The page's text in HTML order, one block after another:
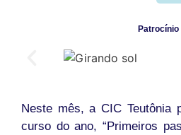
Patrocínio
Neste mês, a CIC Teutônia
curso do ano, “Primeiros